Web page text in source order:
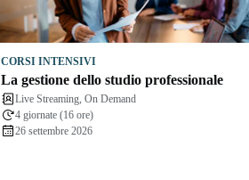
CORSI INTENSIVI
La gestione dello studio professionale
Live Streaming, On Demand
4 giornate (16 ore)
26 settembre 2026